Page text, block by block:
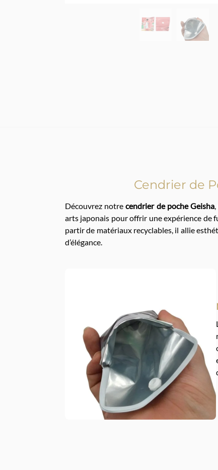
Cendrier de
Découvrez notrecendrier de poche Geisha
arts japonais pour offrir une expérience de
partir de matériaux recyclables, il allie
d’élégance.